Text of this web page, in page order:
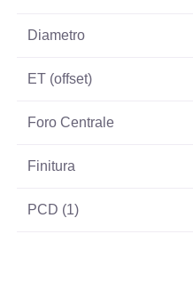
Diametro
ET (offset)
Foro Centrale
Finitura
PCD (1)